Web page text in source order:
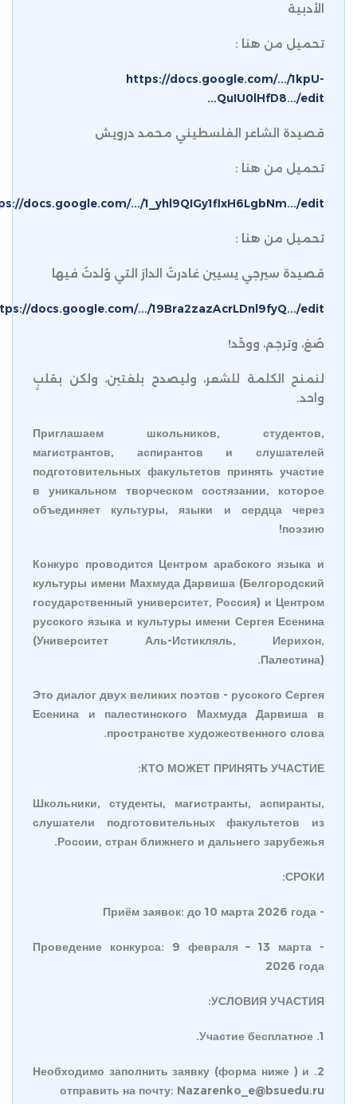
الأدبية
تحميل من هنا :
https://docs.google.com/.../1kpU-
QuIU0lHfD8.../edit...
قصيدة الشاعر الفلسطيني محمد درويش
تحميل من هنا :
docs.google.com/.../1_yhl9QIGy1flxH6LgbNm.../edit...
تحميل من هنا :
قصيدة سيرجي يسيين غادرتُ الدارَ التي وُلدتُ فيها
docs.google.com/.../19Bra2zazAcrLDnl9fyQ.../edit...
صُغ، وترجم، ووحِّد!
لنمنح الكلمة للشعر، وليصدح بلغتين، ولكن بقلبٍ
واحد.
Приглашаем школьников, студентов,
магистрантов, аспирантов и слушателей
подготовительных факультетов принять участие
в уникальном творческом состязании, которое
объединяет культуры, языки и сердца через
поэзию!
Конкурс проводится Центром арабского языка и
культуры имени Махмуда Дарвиша (Белгородский
государственный университет, Россия) и Центром
русского языка и культуры имени Сергея Есенина
(Университет Аль-Истикляль, Иерихон,
Палестина).
Это диалог двух великих поэтов - русского Сергея
Есенина и палестинского Махмуда Дарвиша в
пространстве художественного слова.
КТО МОЖЕТ ПРИНЯТЬ УЧАСТИЕ:
Школьники, студенты, магистранты, аспиранты,
слушатели подготовительных факультетов из
России, стран ближнего и дальнего зарубежья.
СРОКИ:
- Приём заявок: до 10 марта 2026 года
- Проведение конкурса: 9 февраля – 13 марта
2026 года
УСЛОВИЯ УЧАСТИЯ:
1. Участие бесплатное.
2. Необходимо заполнить заявку (форма ниже ) и
отправить на почту: Nazarenko_e@bsuedu.ru